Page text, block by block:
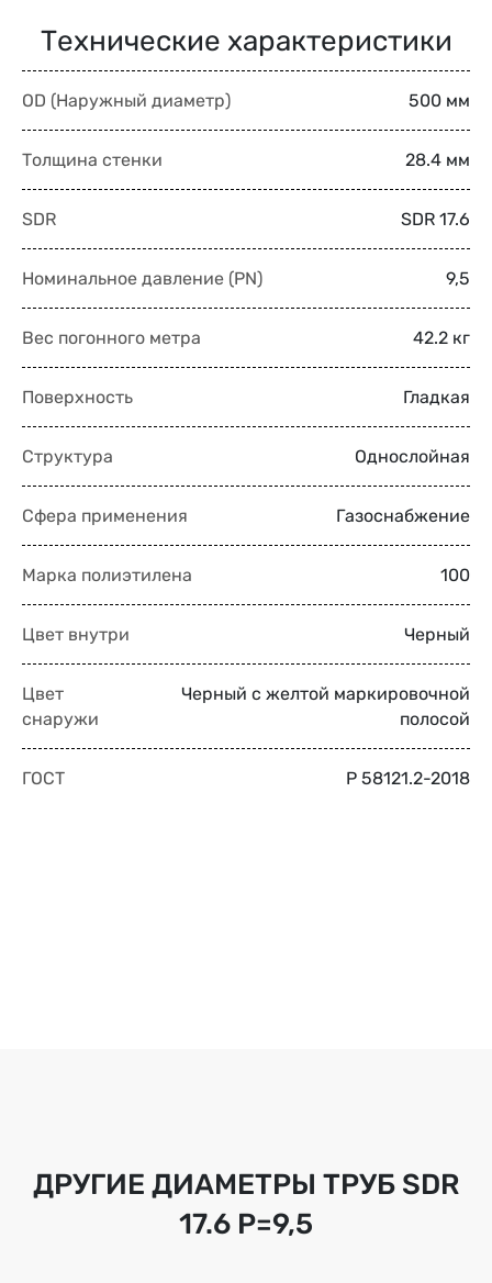
Технические характеристики
OD (Наружный диаметр) 500 мм
Толщина стенки 28.4 мм
SDR SDR 17.6
Номинальное давление (PN) 9,5
Вес погонного метра 42.2 кг
Поверхность Гладкая
Структура Однослойная
Сфера применения Газоснабжение
Марка полиэтилена 100
Цвет внутри Черный
Цвет
снаружи
Черный с желтой маркировочной
полосой
ГОСТ Р 58121.2-2018
ДРУГИЕ ДИАМЕТРЫ ТРУБ SDR
17.6 Р=9,5